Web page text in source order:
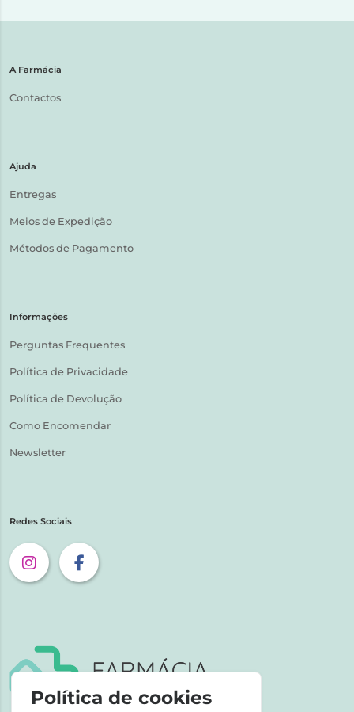
A Farmácia
Contactos
Ajuda
Entregas
Meios de Expedição
Métodos de Pagamento
Informações
Perguntas Frequentes
Política de Privacidade
Política de Devolução
Como Encomendar
Newsletter
Redes Sociais
Política de cookies